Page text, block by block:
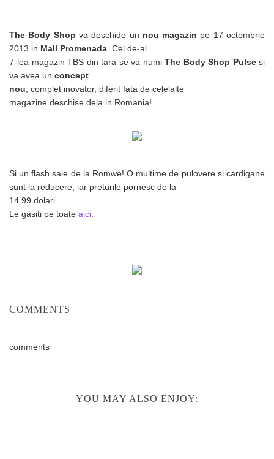
The Body Shop va deschide un nou magazin pe 17 octombrie
2013 in Mall Promenada . Cel de-al
7-lea magazin TBS din tara se va numiThe Body Shop Pulsesi
va avea un concept
nou , complet inovator, diferit fata de celelalte
magazine deschise deja in Romania!
Si un flash sale de la Romwe! O multime de pulovere si cardigane
sunt la reducere, iar preturile pornesc de la
14.99 dolari
Le gasiti pe toate aici
COMMENTS
comments
YOU MAY ALSO ENJOY: